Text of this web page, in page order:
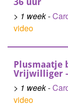
> 1 week-
video
Plusmaatje
Vrijwilliger
> 1 week-
video